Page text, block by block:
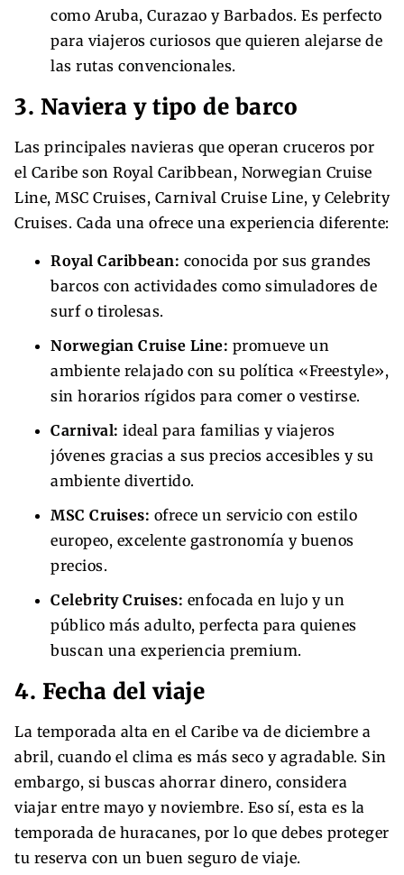
como Aruba, Curazao y Barbados. Es perfecto
para viajeros curiosos que quieren alejarse de
las rutas convencionales.
3. Naviera y tipo de barco
Las principales navieras que operan cruceros por
el Caribe son Royal Caribbean, Norwegian Cruise
Line, MSC Cruises, Carnival Cruise Line, y Celebrity
Cruises. Cada una ofrece una experiencia diferente:
Royal Caribbean: conocida por sus grandes
barcos con actividades como simuladores de
surf o tirolesas.
Norwegian Cruise Line: promueve un
ambiente relajado con su política «Freestyle»,
sin horarios rígidos para comer o vestirse.
Carnival: ideal para familias y viajeros
jóvenes gracias a sus precios accesibles y su
ambiente divertido.
MSC Cruises: ofrece un servicio con estilo
europeo, excelente gastronomía y buenos
precios.
Celebrity Cruises: enfocada en lujo y un
público más adulto, perfecta para quienes
buscan una experiencia premium.
4. Fecha del viaje
La temporada alta en el Caribe va de diciembre a
abril, cuando el clima es más seco y agradable. Sin
embargo, si buscas ahorrar dinero, considera
viajar entre mayo y noviembre. Eso sí, esta es la
temporada de huracanes, por lo que debes proteger
tu reserva con un buen seguro de viaje.